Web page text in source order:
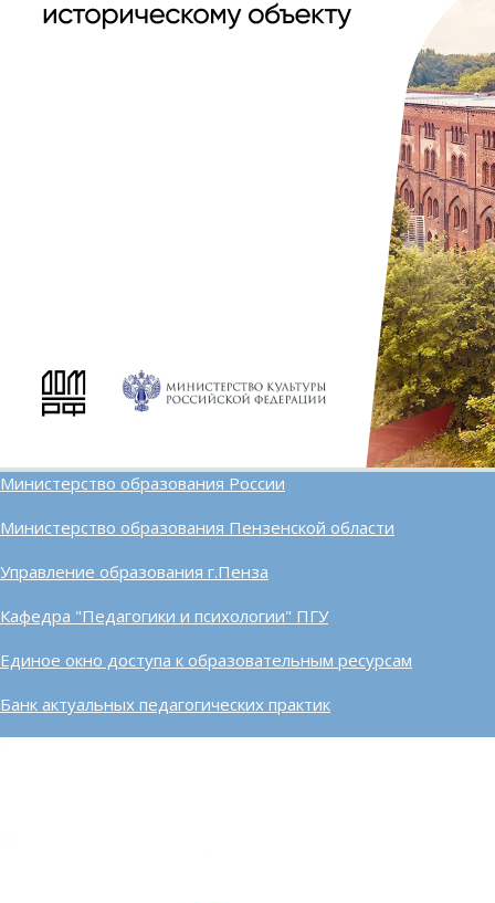
Министерство образования России
Министерство образования Пензенской области
Управление образования г.Пенза
Кафедра "Педагогики и психологии" ПГУ
Единое окно доступа к образовательным ресурсам
Банк актуальных педагогических практик